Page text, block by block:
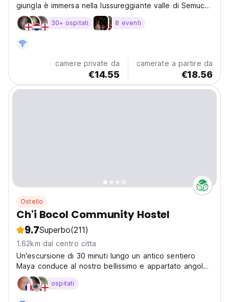
giungla è immersa nella lussureggiante valle di Semuc
Champey, a soli 10 minuti
30+ ospitati 8 eventi
camere private da
€14.55
camerate a partire da
€18.56
Ostello
Ch'i Bocol Community Hostel
9.7Superbo(211)
1.62km dal centro citta
Un'escursione di 30 minuti lungo un antico sentiero
Maya conduce al nostro bellissimo e appartato angolo
di paradiso
ospitati